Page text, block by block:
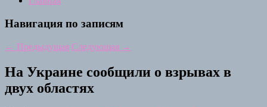
Навигация по записям
← Предыдущая Следующая →
На Украине сообщили о взрывах в
двух областях